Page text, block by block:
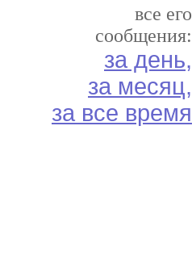
все его
сообщения:
за день,
за месяц,
за все время